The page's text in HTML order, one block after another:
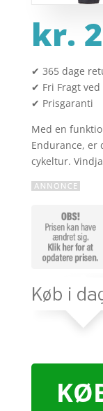
kr.
✔ 365 dage
✔ Fri Fragt
✔ Prisgaranti
Med en
Endurance,
cykeltur.